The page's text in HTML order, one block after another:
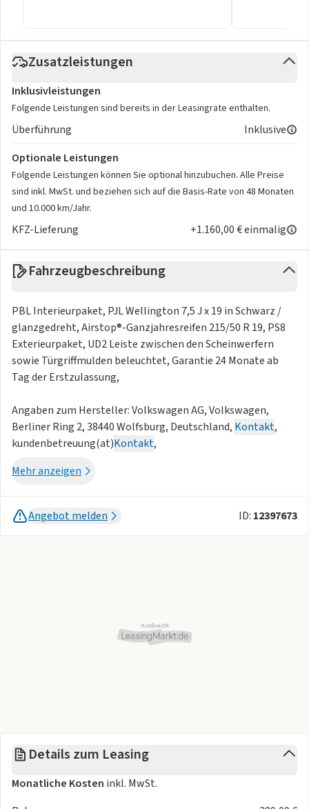
Zusatzleistungen
Inklusivleistungen
Folgende Leistungen sind bereits in der Leasingrate enthalten.
Überführung
Inklusive
Optionale Leistungen
Folgende Leistungen können Sie optional hinzubuchen. Alle Preise
sind inkl. MwSt. und beziehen sich auf die Basis-Rate von 48 Monaten
und 10.000 km/Jahr.
KFZ-Lieferung +1.160,00 € einmalig
Fahrzeugbeschreibung
PBL Interieurpaket, PJL Wellington 7,5 J x 19 in Schwarz /
glanzgedreht, Airstop®-Ganzjahresreifen 215/50 R 19, PS8
Exterieurpaket, UD2 Leiste zwischen den Scheinwerfern
sowie Türgriffmulden beleuchtet, Garantie 24 Monate ab
Tag der Erstzulassung,
Angaben zum Hersteller: Volkswagen AG, Volkswagen,
Berliner Ring 2, 38440 Wolfsburg, Deutschland, Kontakt,
kundenbetreuung(at)Kontakt,
Produktinformationen:
Ausstattungsumfang, die genauen Kilometer und den
Verkaufspreis erhalten Sie von unserem Verkaufspersonal.
Mehr anzeigen
Angebot melden ID: 12397673
Details zum Leasing
Monatliche Kosten inkl. MwSt.